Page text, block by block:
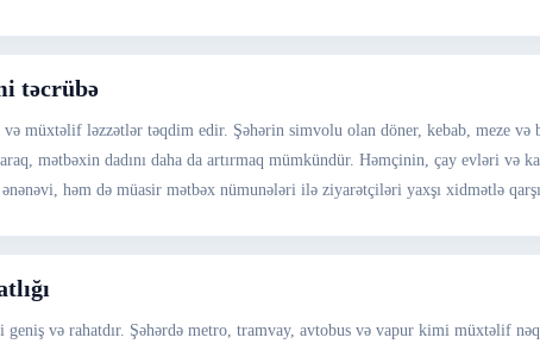
təcrübə
müxtəlif ləzzətlər təqdim edir. Şəhərin simvolu olan döner, kebab, meze və
mətbəxin dadını daha da artırmaq mümkündür. Həmçinin, çay evləri və
həm də müasir mətbəx nümunələri ilə ziyarətçiləri yaxşı xidmətlə
geniş və rahatdır. Şəhərdə metro, tramvay, avtobus və vapur kimi müxtəlif